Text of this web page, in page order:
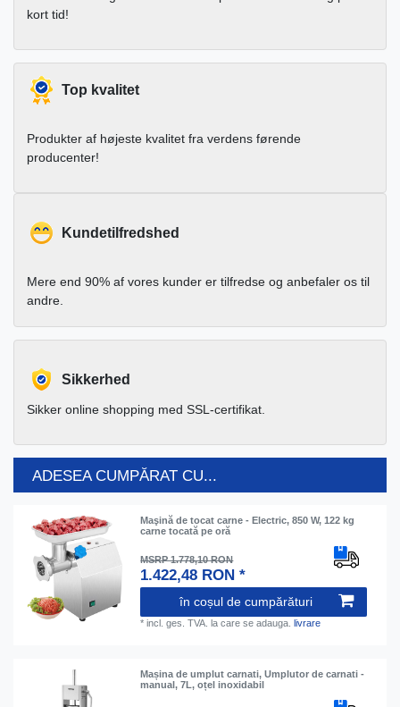
kort tid!
Top kvalitet
Produkter af højeste kvalitet fra verdens førende
producenter!
Kundetilfredshed
Mere end 90% af vores kunder er tilfredse og anbefaler os til
andre.
Sikkerhed
Sikker online shopping med SSL-certifikat.
ADESEA CUMPĂRAT CU...
Maşină de tocat carne - Electric, 850 W, 122 kg
carne tocată pe oră
MSRP 1.778,10 RON
1.422,48 RON *
în coșul de cumpărături
*incl. ges. TVA. la care se adauga. livrare
Mașina de umplut carnati, Umplutor de carnati -
manual, 7L, oțel inoxidabil